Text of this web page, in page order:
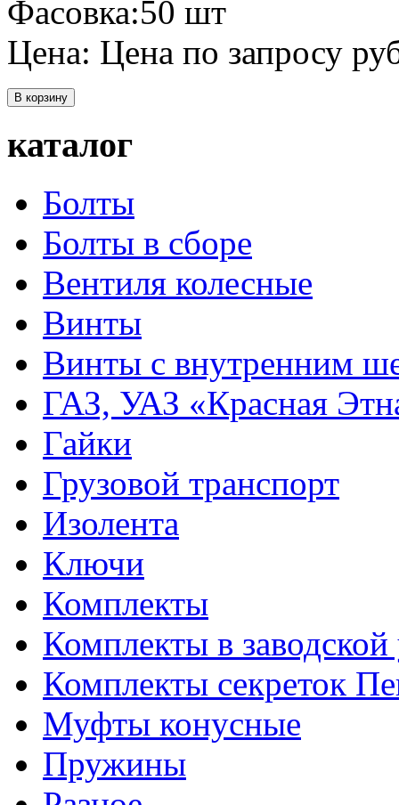
Фасовка:50 шт
Цена: Цена по запросу
В корзину
каталог
Болты
Болты в сборе
Вентиля колесные
Винты
Винты с внутренним
ГАЗ, УАЗ «Красная
Гайки
Грузовой транспорт
Изолента
Ключи
Комплекты
Комплекты в заводской
Комплекты секреток
Муфты конусные
Пружины